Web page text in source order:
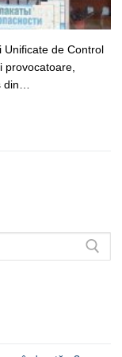
Unificate de Control
provocatoare,
din…